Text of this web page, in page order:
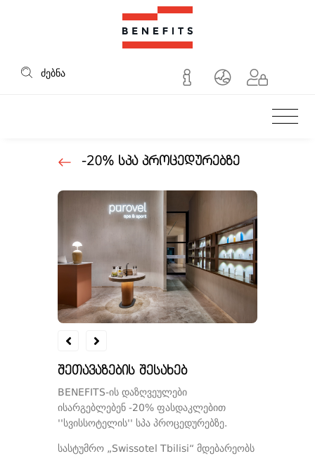
ძებნა
-20% სპა პროცედურებზე
შეთავაზების შესახებ
BENEFITS-ის დაზღვეულები
ისარგებლებენ -20% ფასდაკლებით
''სვისსოტელის'' სპა პროცედურებზე.
სასტუმრო „Swissotel Tbilisi“ მდებარეობს